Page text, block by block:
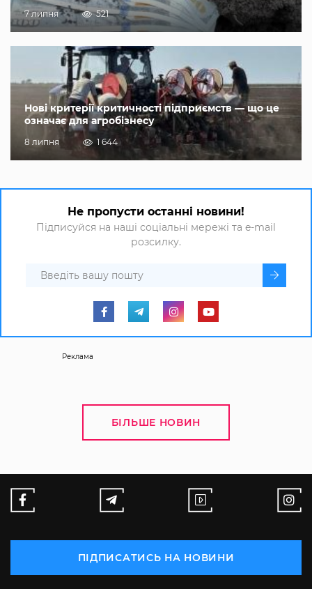
7 липня 521
Нові критерії критичності підприємств — що це
означає для агробізнесу
8 липня 1 644
Не пропусти останні новини!
Підписуйся на наші соціальні мережі та e-mail
розсилку.
Реклама
БІЛЬШЕ НОВИН
ПІДПИСАТИСЬ НА НОВИНИ